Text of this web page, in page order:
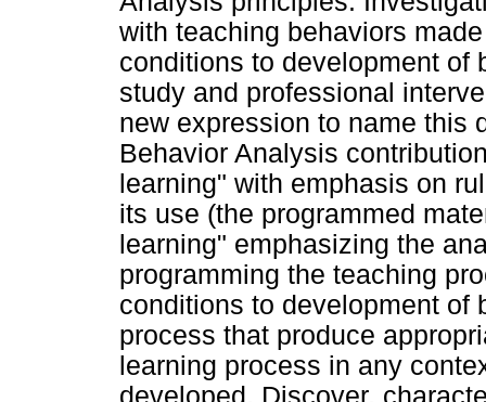
with teaching behaviors
conditions to development of
study and professional
new expression to name this
Behavior Analysis
learning" with emphasis on
its use (the programmed
learning" emphasizing the
programming the teaching
conditions to development of
process that produce
learning process in any
developed. Discover,